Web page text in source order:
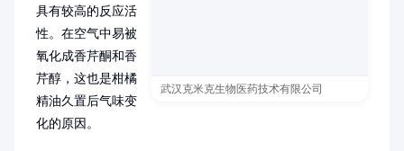
武汉克米克生物医药技术有限公司
具有较高的反应活
性。在空气中易被
氧化成香芹酮和香
芹醇，这也是柑橘
精油久置后气味变
化的原因。